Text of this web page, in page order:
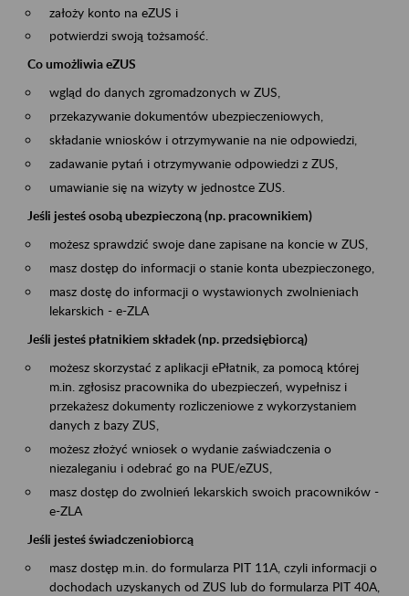
założy konto na eZUS i
potwierdzi swoją tożsamość.
Co umożliwia eZUS
wgląd do danych zgromadzonych w ZUS,
przekazywanie dokumentów ubezpieczeniowych,
składanie wniosków i otrzymywanie na nie odpowiedzi,
zadawanie pytań i otrzymywanie odpowiedzi z ZUS,
umawianie się na wizyty w jednostce ZUS.
Jeśli jesteś osobą ubezpieczoną (np. pracownikiem)
możesz sprawdzić swoje dane zapisane na koncie w ZUS,
masz dostęp do informacji o stanie konta ubezpieczonego,
masz dostę do informacji o wystawionych zwolnieniach
lekarskich - e-ZLA
Jeśli jesteś płatnikiem składek (np. przedsiębiorcą)
możesz skorzystać z aplikacji ePłatnik, za pomocą której
m.in. zgłosisz pracownika do ubezpieczeń, wypełnisz i
przekażesz dokumenty rozliczeniowe z wykorzystaniem
danych z bazy ZUS,
możesz złożyć wniosek o wydanie zaświadczenia o
niezaleganiu i odebrać go na PUE/eZUS,
masz dostęp do zwolnień lekarskich swoich pracowników -
e-ZLA
Jeśli jesteś świadczeniobiorcą
masz dostęp m.in. do formularza PIT 11A, czyli informacji o
dochodach uzyskanych od ZUS lub do formularza PIT 40A,